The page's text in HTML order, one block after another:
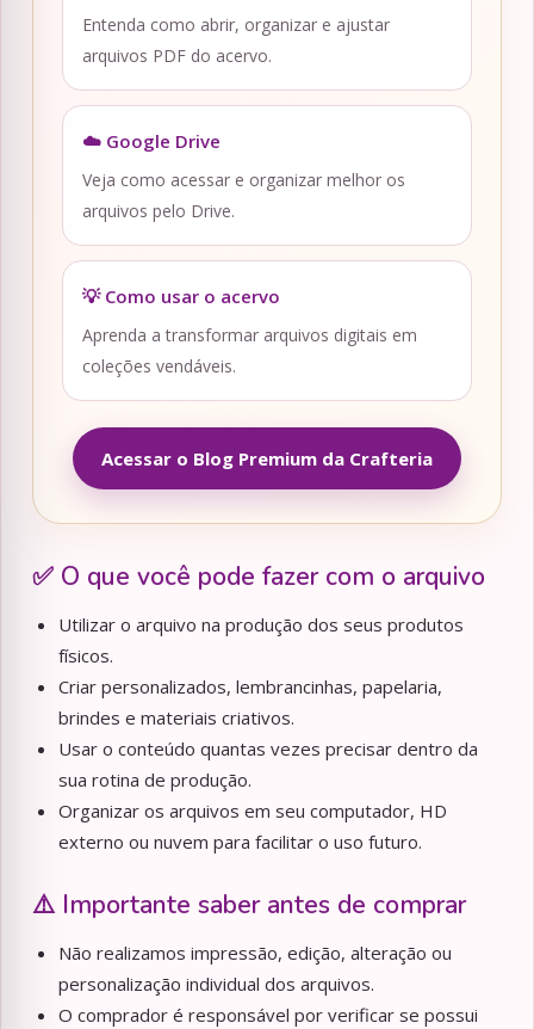
Entenda como abrir, organizar e ajustar
arquivos PDF do acervo.
☁️ Google Drive
Veja como acessar e organizar melhor os
arquivos pelo Drive.
💡 Como usar o acervo
Aprenda a transformar arquivos digitais em
coleções vendáveis.
Acessar o Blog Premium da Crafteria
✅ O que você pode fazer com o arquivo
Utilizar o arquivo na produção dos seus produtos
físicos.
Criar personalizados, lembrancinhas, papelaria,
brindes e materiais criativos.
Usar o conteúdo quantas vezes precisar dentro da
sua rotina de produção.
Organizar os arquivos em seu computador, HD
externo ou nuvem para facilitar o uso futuro.
⚠️ Importante saber antes de comprar
Não realizamos impressão, edição, alteração ou
personalização individual dos arquivos.
O comprador é responsável por verificar se possui